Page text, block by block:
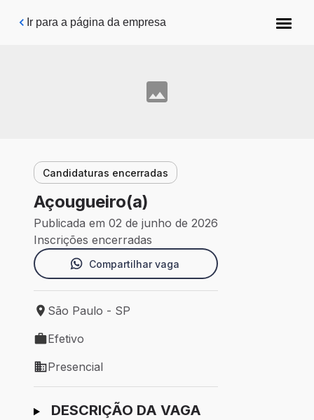
Pular para o conteúdo principal
Ir para a página da empresa
Candidaturas encerradas
Açougueiro(a)
Publicada em 02 de junho de 2026
Inscrições encerradas
Compartilhar vaga
Local de trabalho: São Paulo - SP
São Paulo - SP
Tipo de vaga: Efetivo
Efetivo
Modelo de trabalho: Presencial
Presencial
Ir para candidatura
DESCRIÇÃO DA VAGA